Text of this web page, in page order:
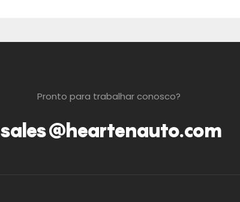
Pronto para trabalhar conosco?
sales@heartenauto.com